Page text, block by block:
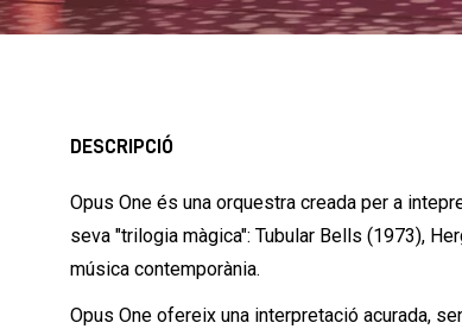
DESCRIPCIÓ
Opus One és una orquestra creada per a
seva "trilogia màgica": Tubular Bells (1973),
música contemporània.
Opus One ofereix una interpretació acurada,